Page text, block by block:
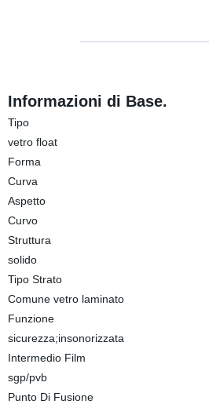
Informazioni di Base.
Tipo
vetro float
Forma
Curva
Aspetto
Curvo
Struttura
solido
Tipo Strato
Comune vetro laminato
Funzione
sicurezza;insonorizzata
Intermedio Film
sgp/pvb
Punto Di Fusione